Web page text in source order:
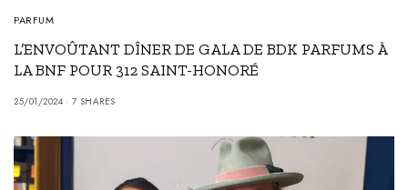
PARFUM
L’ENVOÛTANT DÎNER DE GALA DE BDK PARFUMS À
LA BNF POUR 312 SAINT-HONORÉ
25/01/2024 7 SHARES